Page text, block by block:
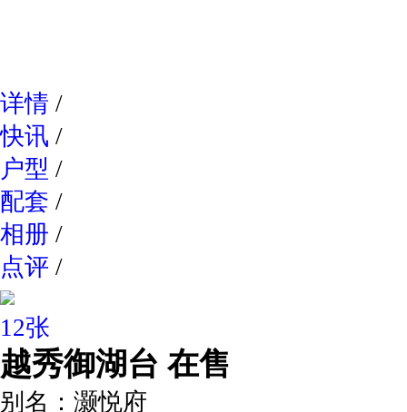
详情 /
快讯 /
户型 /
配套 /
相册 /
点评 /
12张
越秀御湖台 在售
别名： 灏悦府